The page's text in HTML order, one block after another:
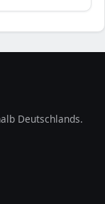
Deutschlands.